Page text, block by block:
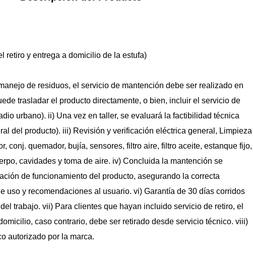
retiro y entrega a domicilio de la estufa)
de residuos, el servicio de mantención debe ser realizado en
trasladar el producto directamente, o bien, incluir el servicio de
urbano). ii) Una vez en taller, se evaluará la factibilidad técnica
del producto). iii) Revisión y verificación eléctrica general, Limpieza
conj. quemador, bujía, sensores, filtro aire, filtro aceite, estanque fijo,
cavidades y toma de aire. iv) Concluida la mantención se
de funcionamiento del producto, asegurando la correcta
uso y recomendaciones al usuario. vi) Garantía de 30 días corridos
trabajo. vii) Para clientes que hayan incluido servicio de retiro, el
caso contrario, debe ser retirado desde servicio técnico. viii)
autorizado por la marca.